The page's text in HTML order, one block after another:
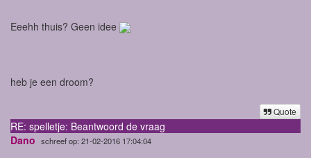
Eeehh thuis? Geen idee
heb je een droom?
Quote
RE: spelletje: Beantwoord de vraag
Dano schreef op: 21-02-2016 17:04:04